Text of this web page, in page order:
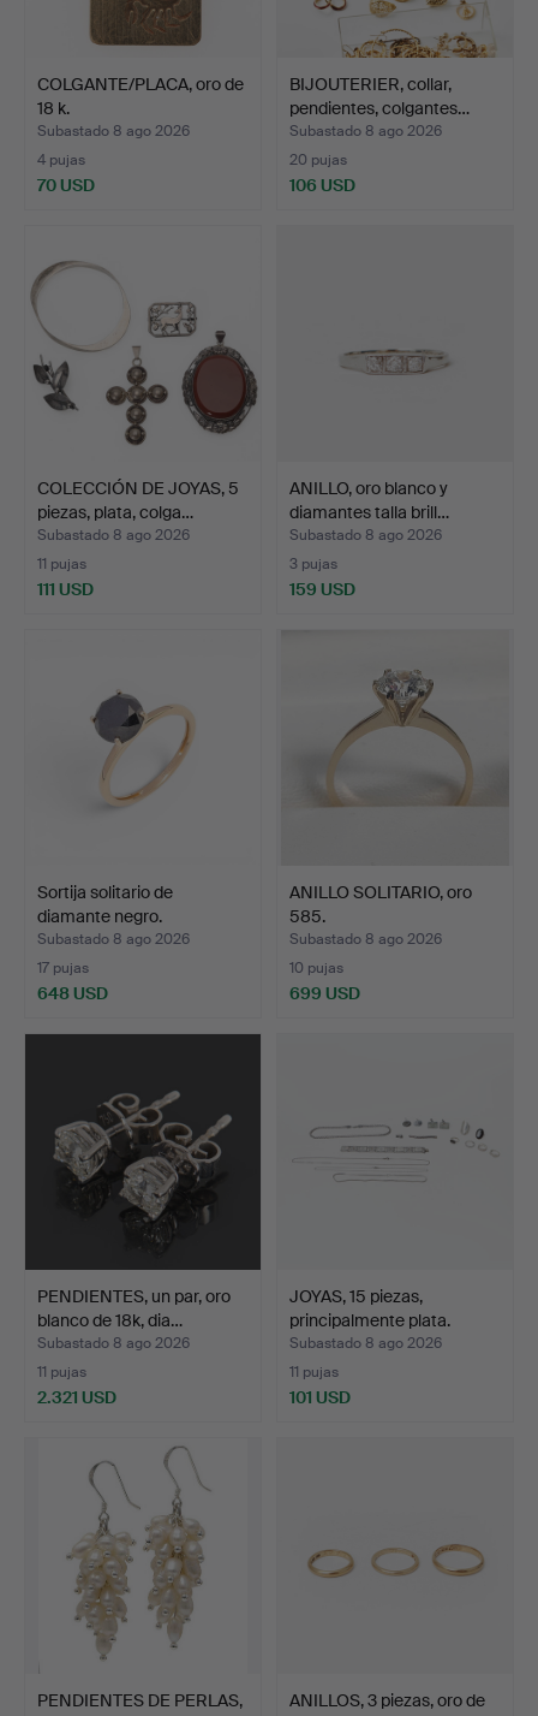
COLGANTE/PLACA, oro de
18 k.
Subastado 8 ago 2026
4 pujas
70 USD
BIJOUTERIER, collar,
pendientes, colgantes…
Subastado 8 ago 2026
20 pujas
106 USD
COLECCIÓN DE JOYAS, 5
piezas, plata, colga…
Subastado 8 ago 2026
11 pujas
111 USD
ANILLO, oro blanco y
diamantes talla brill…
Subastado 8 ago 2026
3 pujas
159 USD
Sortija solitario de
diamante negro.
Subastado 8 ago 2026
17 pujas
648 USD
ANILLO SOLITARIO, oro
585.
Subastado 8 ago 2026
10 pujas
699 USD
PENDIENTES, un par, oro
blanco de 18k, dia…
Subastado 8 ago 2026
11 pujas
2.321 USD
JOYAS, 15 piezas,
principalmente plata.
Subastado 8 ago 2026
11 pujas
101 USD
PENDIENTES DE PERLAS,
ANILLOS, 3 piezas, oro de